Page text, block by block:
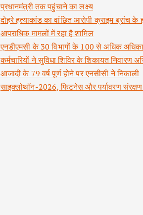
प्रधानमंत्री तक पहुंचाने का लक्ष्य
दोहरे हत्याकांड का वांछित आरोपी क्राइम ब्रांच के
आपराधिक मामलों में रहा है शामिल
एनडीएमसी के 30 विभागों के 100 से अधिक
कर्मचारियों ने सुविधा शिविर के शिकायत निवारण
आजादी के 79 वर्ष पूर्ण होने पर एनसीसी ने निकाली
साइक्लोथॉन-2026, फिटनेस और पर्यावरण